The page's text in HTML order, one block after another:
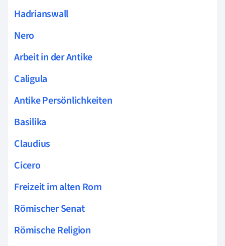
Hadrianswall
Nero
Arbeit in der Antike
Caligula
Antike Persönlichkeiten
Basilika
Claudius
Cicero
Freizeit im alten Rom
Römischer Senat
Römische Religion